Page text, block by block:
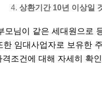
상환기간 10년 이상일
모님이 같은 세대원으로
임대사업자로 보유한
격조건에 대해 자세히 확